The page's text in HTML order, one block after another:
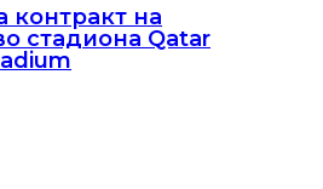
контракт на
стадиона Qatar